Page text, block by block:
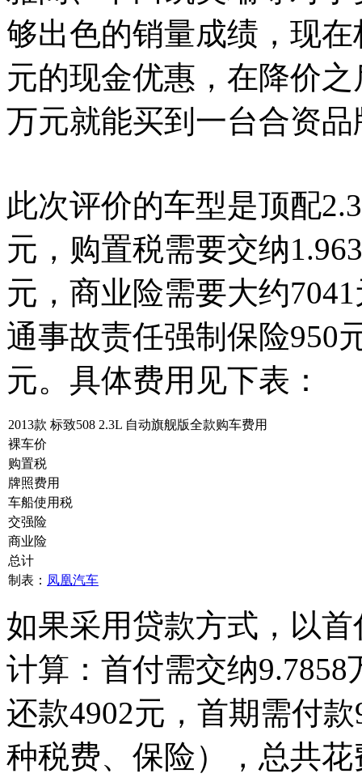
够出色的销量成绩，现
元的现金优惠，在降价
万元就能买到一台合资
此次评价的车型是顶配
元，购置税需要交纳
元，商业险需要大约
通事故责任强制保险950
元。具体费用见下表：
2013款 标致508 2.3L 自动旗舰版全款购车费用
裸车价
购置税
牌照费用
车船使用税
交强险
商业险
总计
制表： 凤凰汽车
如果采用贷款方式，以
计算：首付需交纳
还款4902元，首期需付
种税费、保险），总共